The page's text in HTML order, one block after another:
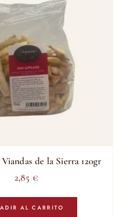
de la Sierra 120gr
2,85 €
AL CARRITO